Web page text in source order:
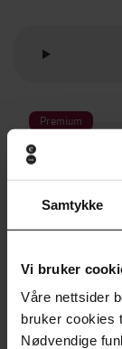
Samtykke
Vi bruker
Våre nettsider
bruker cookies
Nødvendige
Premium